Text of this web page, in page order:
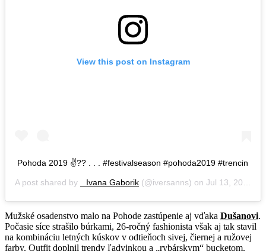
View this post on Instagram
Pohoda 2019 ✌?? . . . #festivalseason #pohoda2019 #trencin
A post shared by ⠀Ivana Gaborik (@iversanns) on Jul 13, 2019 at 1:39am PDT
Mužské osadenstvo malo na Pohode zastúpenie aj vďaka Dušanovi.
Počasie síce strašilo búrkami, 26-ročný fashionista však aj tak stavil
na kombináciu letných kúskov v odtieňoch sivej, čiernej a ružovej
farby. Outfit doplnil trendy ľadvinkou a „rybárskym“ bucketom.